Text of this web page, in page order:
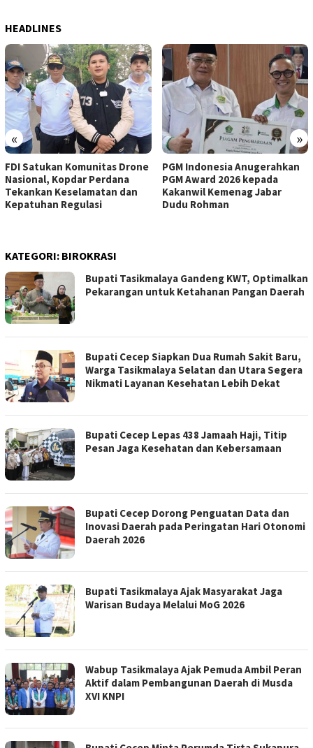
HEADLINES
« »
FDI Satukan Komunitas Drone
Nasional, Kopdar Perdana
Tekankan Keselamatan dan
Kepatuhan Regulasi
PGM Indonesia Anugerahkan
PGM Award 2026 kepada
Kakanwil Kemenag Jabar
Dudu Rohman
KATEGORI: BIROKRASI
Bupati Tasikmalaya Gandeng KWT, Optimalkan
Pekarangan untuk Ketahanan Pangan Daerah
Bupati Cecep Siapkan Dua Rumah Sakit Baru,
Warga Tasikmalaya Selatan dan Utara Segera
Nikmati Layanan Kesehatan Lebih Dekat
Bupati Cecep Lepas 438 Jamaah Haji, Titip
Pesan Jaga Kesehatan dan Kebersamaan
Bupati Cecep Dorong Penguatan Data dan
Inovasi Daerah pada Peringatan Hari Otonomi
Daerah 2026
Bupati Tasikmalaya Ajak Masyarakat Jaga
Warisan Budaya Melalui MoG 2026
Wabup Tasikmalaya Ajak Pemuda Ambil Peran
Aktif dalam Pembangunan Daerah di Musda
XVI KNPI